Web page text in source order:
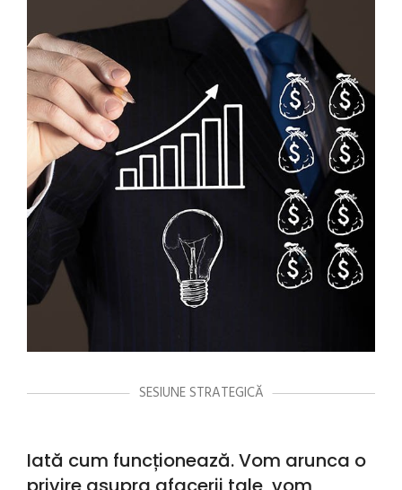
SESIUNE STRATEGICĂ
Iată cum funcționează. Vom arunca o